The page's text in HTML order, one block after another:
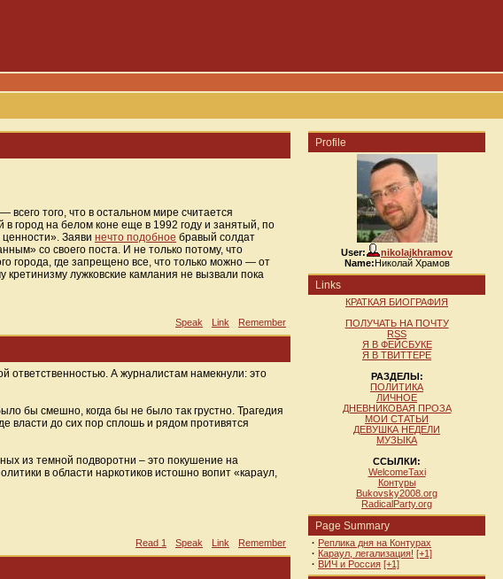
того, что в остальном мире считается
город на белом коне еще в 1992 году и занятый, по
Заяви нечто подобное бравый солдат
со своего поста. И не только потому, что
города, где запрещено все, что только можно — от
лужковские камлания не вызвали пока
Speak Link Remember
ответственностью. А журналистам намекнули: это
бы смешно, когда бы не было так грустно. Трагедия
власти до сих пор сплошь и рядом противятся
из темной подворотни – это покушение на
в области наркотиков истошно вопит «караул,
Read 1 Speak Link Remember
Profile
User:
nikolajkhramov
Name:Николай Храмов
Links
КРАТКАЯ БИОГРАФИЯ
ПОЛУЧАТЬ НА ПОЧТУ
RSS
Я В ФЕЙСБУКЕ
Я В ТВИТТЕРЕ
РАЗДЕЛЫ:
ПОЛИТИКА
ЛИЧНОЕ
ДНЕВНИКОВАЯ ПРОЗА
МОИ СТАТЬИ
ДЕВУШКА НЕДЕЛИ
МУЗЫКА
ССЫЛКИ:
WelcomeTaxi
Контуры
Bukovsky2008.org
RadicalParty.org
Page Summary
· Реплика дня на Контурах
· Караул, легализация! [+1]
· ВИЧ и Россия [+1]